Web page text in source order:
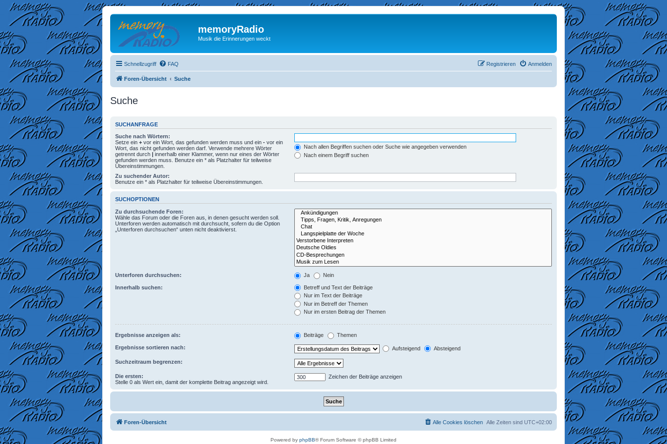
memoryRadio
Musik die Erinnerungen weckt
Schnellzugriff FAQ Anmelden
Registrieren
Foren-Übersicht Suche
Suche
SUCHANFRAGE
Suche nach Wörtern:
Setze ein + vor ein Wort, das gefunden werden muss und ein - vor ein
Wort, das nicht gefunden werden darf. Verwende mehrere Wörter
getrennt durch | innerhalb einer Klammer, wenn nur eines der Wörter
gefunden werden muss. Benutze ein * als Platzhalter für teilweise
Übereinstimmungen.
Nach allen Begriffen suchen oder Suche wie angegeben verwenden
Nach einem Begriff suchen
Zu suchender Autor:
Benutze ein * als Platzhalter für teilweise Übereinstimmungen.
SUCHOPTIONEN
Zu durchsuchende Foren:
Wähle das Forum oder die Foren aus, in denen gesucht werden soll.
Unterforen werden automatisch mit durchsucht, sofern du die Option
„Unterforen durchsuchen“ unten nicht deaktivierst.
Unterforen durchsuchen: Ja Nein
Innerhalb suchen:
Betreff und Text der Beiträge
Nur im Text der Beiträge
Nur im Betreff der Themen
Nur im ersten Beitrag der Themen
Ergebnisse anzeigen als: Beiträge Themen
Ergebnisse sortieren nach: Aufsteigend Absteigend
Suchzeitraum begrenzen:
Die ersten:
Stelle 0 als Wert ein, damit der komplette Beitrag angezeigt wird.
Zeichen der Beiträge anzeigen
Foren-Übersicht Alle Zeiten sind UTC+02:00
Alle Cookies löschen
Powered by phpBB® Forum Software © phpBB Limited